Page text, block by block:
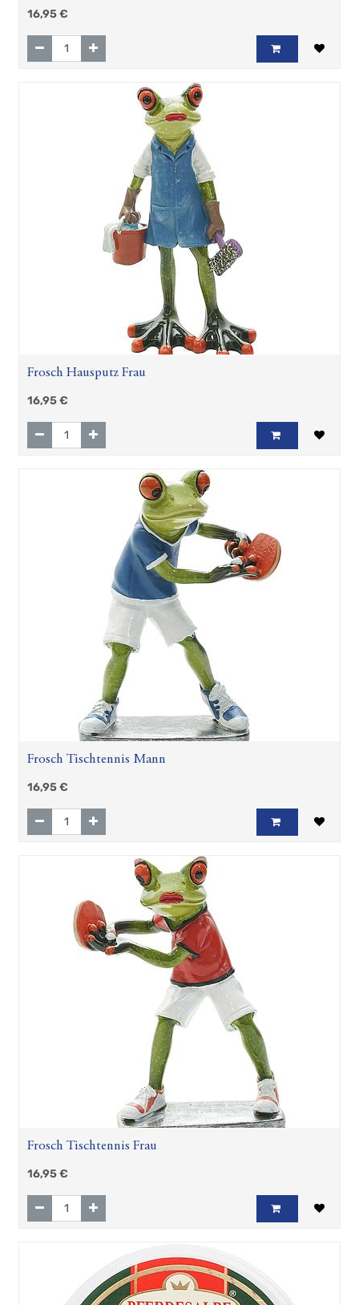
16,95€
Frosch Hausputz Frau
16,95€
Frosch Tischtennis Mann
16,95€
Frosch Tischtennis Frau
16,95€